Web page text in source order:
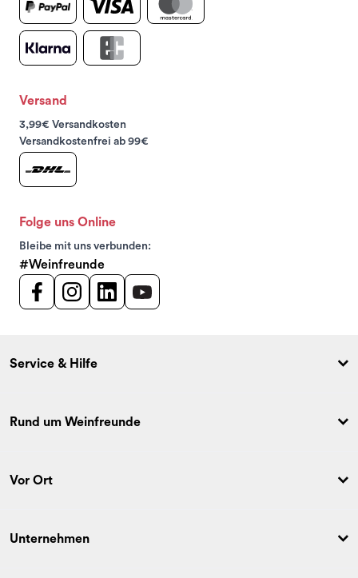
Versand
3,99€ Versandkosten
Versandkostenfrei ab 99€
Folge uns Online
Bleibe mit uns verbunden:
#Weinfreunde
Service & Hilfe
Rund um Weinfreunde
Vor Ort
Unternehmen